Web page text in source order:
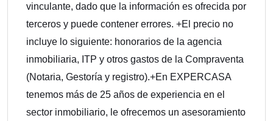
vinculante, dado que la información es ofrecida por
terceros y puede contener errores. +El precio no
incluye lo siguiente: honorarios de la agencia
inmobiliaria, ITP y otros gastos de la Compraventa
(Notaria, Gestoría y registro).+En EXPERCASA
tenemos más de 25 años de experiencia en el
sector inmobiliario, le ofrecemos un asesoramiento